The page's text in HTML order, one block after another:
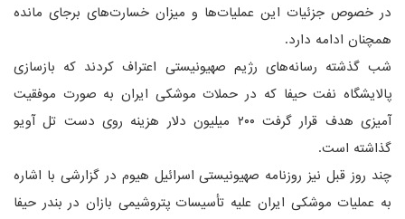
در خصوص جزئیات این عملیات‌ها و میزان خسارت‌های برجای مانده
همچنان ادامه دارد.
شب گذشته رسانه‌های رژیم صهیونیستی اعتراف کردند که بازسازی
پالایشگاه نفت حیفا که در حملات موشکی ایران به صورت موفقیت
آمیزی هدف قرار گرفت ۲۰۰ میلیون دلار هزینه روی دست تل آویو
گذاشته است.
چند روز قبل نیز روزنامه صهیونیستی اسرائیل هیوم در گزارشی با اشاره
به عملیات موشکی ایران علیه تأسیسات پتروشیمی بازان در بندر حیفا